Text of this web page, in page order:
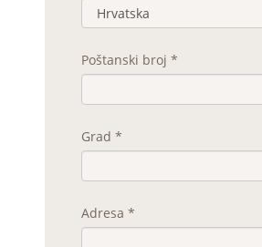
Poštanski broj *
Grad *
Adresa *